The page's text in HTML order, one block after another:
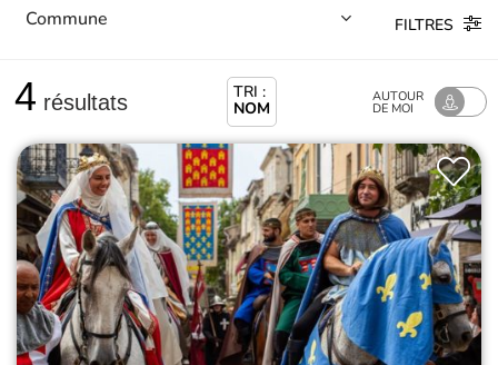
FILTRES
4 résultats TRI :
NOM
AUTOUR
DE MOI